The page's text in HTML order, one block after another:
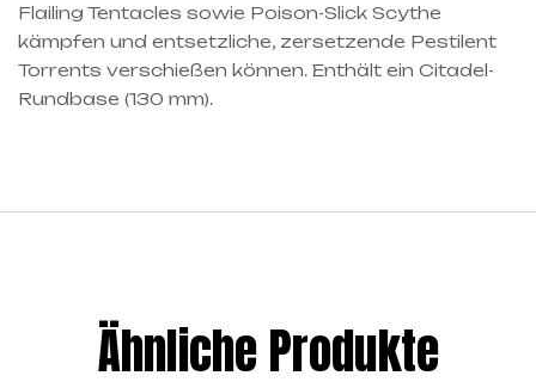
Flailing Tentacles sowie Poison-Slick Scythe
kämpfen und entsetzliche, zersetzende Pestilent
Torrents verschießen können. Enthält ein Citadel-
Rundbase (130 mm).
Ähnliche Produkte